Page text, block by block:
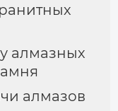
алмазных
алмазов